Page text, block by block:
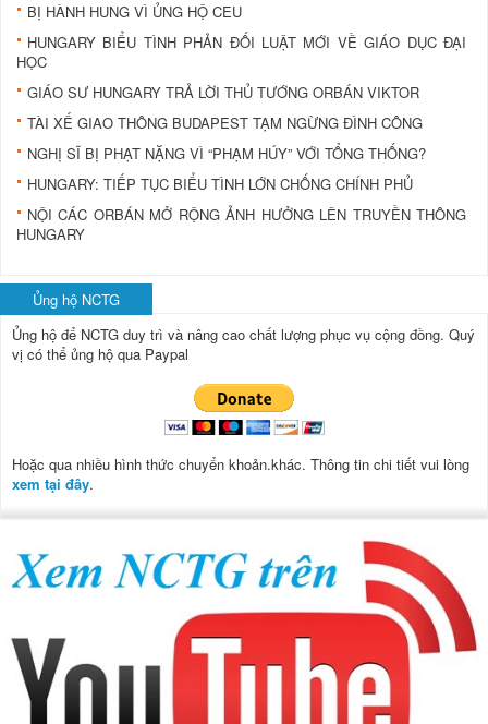
BỊ HÀNH HUNG VÌ ỦNG HỘ CEU
HUNGARY BIỂU TÌNH PHẢN ĐỐI LUẬT MỚI VỀ GIÁO DỤC ĐẠI
HỌC
GIÁO SƯ HUNGARY TRẢ LỜI THỦ TƯỚNG ORBÁN VIKTOR
TÀI XẾ GIAO THÔNG BUDAPEST TẠM NGỪNG ĐÌNH CÔNG
NGHỊ SĨ BỊ PHẠT NẶNG VÌ “PHẠM HÚY” VỚI TỔNG THỐNG?
HUNGARY: TIẾP TỤC BIỂU TÌNH LỚN CHỐNG CHÍNH PHỦ
NỘI CÁC ORBÁN MỞ RỘNG ẢNH HƯỞNG LÊN TRUYỀN THÔNG
HUNGARY
Ủng hộ NCTG
Ủng hộ để NCTG duy trì và nâng cao chất lượng phục vụ cộng đồng. Quý
vị có thể ủng hộ qua Paypal
Hoặc qua nhiều hình thức chuyển khoản.khác. Thông tin chi tiết vui lòng
xem tại đây.